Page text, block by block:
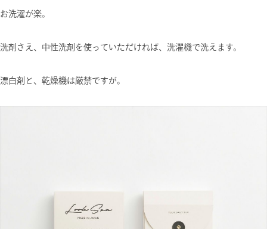
お洗濯が楽。
洗剤さえ、中性洗剤を使っていただければ、洗濯機で洗えます。
漂白剤と、乾燥機は厳禁ですが。